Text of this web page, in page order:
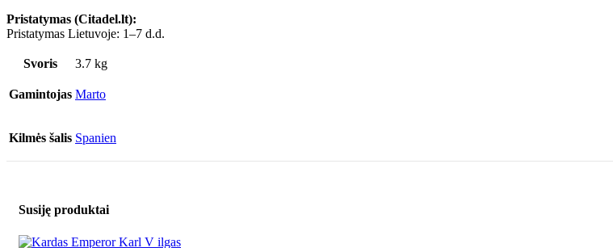
Pristatymas (Citadel.lt):
Pristatymas Lietuvoje: 1–7 d.d.
Svoris 3.7 kg
Gamintojas Marto
Kilmės šalis Spanien
Susiję produktai